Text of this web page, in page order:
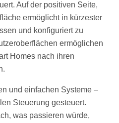
Auf der positiven Seite,
ermöglicht in kürzester
und konfiguriert zu
ermöglichen
Homes nach ihren
und einfachen Systeme –
Steuerung gesteuert.
was passieren würde,